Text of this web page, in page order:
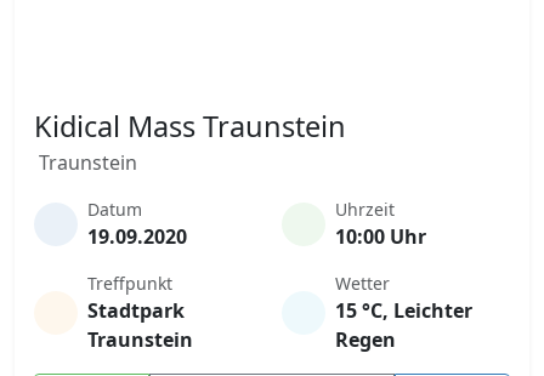
Kidical Mass Traunstein
Traunstein
Datum
19.09.2020
Uhrzeit
10:00 Uhr
Treffpunkt
Stadtpark
Traunstein
Wetter
15 °C, Leichter
Regen